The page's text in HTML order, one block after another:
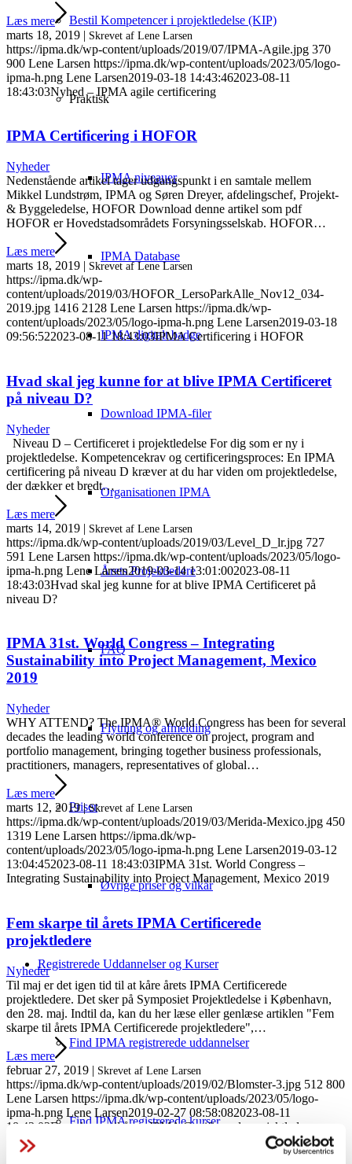
Bestil Kompetencer i projektledelse (KIP)
Praktisk
IPMA niveauer
IPMA Database
IPMA digitalt badge
Download IPMA-filer
Organisationen IPMA
Årets Projektledere
FAQ
Flytning og afmelding
Priser
Øvrige priser og vilkår
Registrerede Uddannelser og Kurser
Find IPMA registrerede uddannelser
Find IPMA registrerede kurser
Læs mere
marts 18, 2019 | Skrevet af Lene Larsen
https://ipma.dk/wp-content/uploads/2019/07/IPMA-Agile.jpg 370
900 Lene Larsen https://ipma.dk/wp-content/uploads/2023/05/logo-
ipma-h.png Lene Larsen2019-03-18 14:43:462023-08-11
18:43:03Nyhed – IPMA agile certificering
IPMA Certificering i HOFOR
Nyheder
Nedenstående artikel tager udgangspunkt i en samtale mellem
Mikkel Lundstrøm, IPMA og Søren Dreyer, afdelingschef, Projekt-
& Byggeledelse, HOFOR Download denne artikel som pdf
HOFOR er Hovedstadsområdets Forsyningsselskab. HOFOR…
Læs mere
marts 18, 2019 | Skrevet af Lene Larsen
https://ipma.dk/wp-
content/uploads/2019/03/HOFOR_LersoParkAlle_Nov12_034-
2019.jpg 1416 2128 Lene Larsen https://ipma.dk/wp-
content/uploads/2023/05/logo-ipma-h.png Lene Larsen2019-03-18
09:56:522023-08-11 18:43:03IPMA Certificering i HOFOR
Hvad skal jeg kunne for at blive IPMA Certificeret
på niveau D?
Nyheder
Niveau D – Certificeret i projektledelse For dig som er ny i
projektledelse. Kompetencekrav og certificeringsproces: En IPMA
certificering på niveau D kræver at du har viden om projektledelse,
der dækker et bredt…
Læs mere
marts 14, 2019 | Skrevet af Lene Larsen
https://ipma.dk/wp-content/uploads/2019/03/Level_D_lr.jpg 727
591 Lene Larsen https://ipma.dk/wp-content/uploads/2023/05/logo-
ipma-h.png Lene Larsen2019-03-14 13:01:002023-08-11
18:43:03Hvad skal jeg kunne for at blive IPMA Certificeret på
niveau D?
IPMA 31st. World Congress – Integrating
Sustainability into Project Management, Mexico
2019
Nyheder
WHY ATTEND? The IPMA® World Congress has been for several
decades the leading world conference on project, program and
portfolio management, bringing together business professionals,
practitioners, managers, representatives of global…
Læs mere
marts 12, 2019|Skrevet af Lene Larsen
https://ipma.dk/wp-content/uploads/2019/03/Merida-Mexico.jpg 450
1319 Lene Larsen https://ipma.dk/wp-
content/uploads/2023/05/logo-ipma-h.png Lene Larsen2019-03-12
13:04:452023-08-11 18:43:03IPMA 31st. World Congress –
Integrating Sustainability into Project Management, Mexico 2019
Fem skarpe til årets IPMA Certificerede
projektledere
Nyheder
Til maj er det igen tid til at kåre årets IPMA Certificerede
projektledere. Det sker på Symposiet Projektledelse i København,
den 28. maj. Indtil da, kan du her læse eller genlæse artiklen "Fem
skarpe til årets IPMA Certificerede projektledere",…
Læs mere
februar 27, 2019 | Skrevet af Lene Larsen
https://ipma.dk/wp-content/uploads/2019/02/Blomster-3.jpg 512 800
Lene Larsen https://ipma.dk/wp-content/uploads/2023/05/logo-
ipma-h.png Lene Larsen2019-02-27 08:58:082023-08-11
18:43:03Fem skarpe til årets IPMA Certificerede projektledere